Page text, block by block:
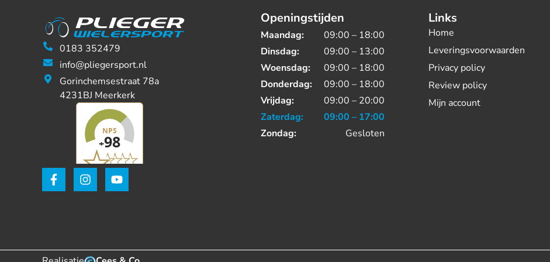
0183 352479
info@pliegersport.nl
Gorinchemsestraat 78a
4231BJ Meerkerk
Openingstijden
Maandag:
09:00 – 18:00
Dinsdag:
09:00 – 13:00
Woensdag:
09:00 – 18:00
Donderdag:
09:00 – 18:00
Vrijdag:
09:00 – 20:00
Zaterdag:
09:00 – 17:00
Zondag:
Gesloten
Links
Home
Leveringsvoorwaarden
Privacy policy
Review policy
Mijn account